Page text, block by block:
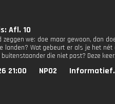
Afl. 10
zeggen we: doe maar gewoon, dan
landen? Wat gebeurt er als je het
die niet past? Deze
21:00 NPO2